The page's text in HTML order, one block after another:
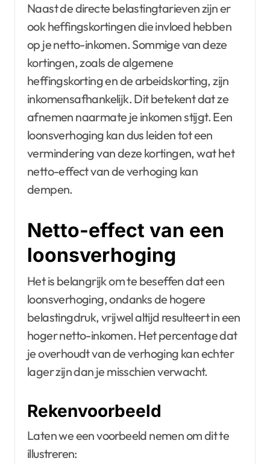
Naast de directe belastingtarieven zijn er
ook heffingskortingen die invloed hebben
op je netto-inkomen. Sommige van deze
kortingen, zoals de algemene
heffingskorting en de arbeidskorting, zijn
inkomensafhankelijk. Dit betekent dat ze
afnemen naarmate je inkomen stijgt. Een
loonsverhoging kan dus leiden tot een
vermindering van deze kortingen, wat het
netto-effect van de verhoging kan
dempen.
Netto-effect van een
loonsverhoging
Het is belangrijk om te beseffen dat een
loonsverhoging, ondanks de hogere
belastingdruk, vrijwel altijd resulteert in een
hoger netto-inkomen. Het percentage dat
je overhoudt van de verhoging kan echter
lager zijn dan je misschien verwacht.
Rekenvoorbeeld
Laten we een voorbeeld nemen om dit te
illustreren: